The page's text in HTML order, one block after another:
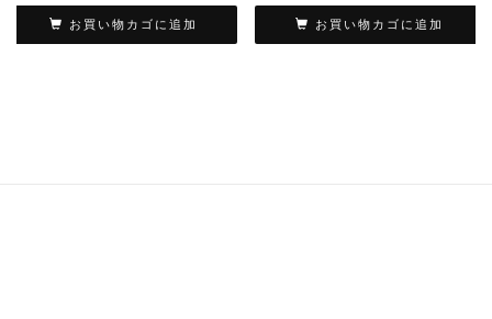
お買い物カゴに追加 お買い物カゴに追加